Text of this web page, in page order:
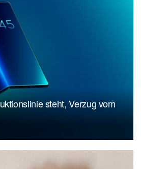
steht, Verzug vom